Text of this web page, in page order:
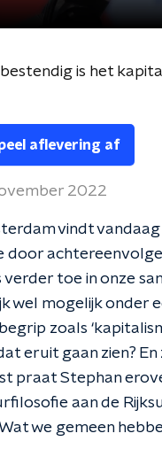
is het
aflevering af
2022
vindt
door
verder toe in onze
wel mogelijk onder
zoals
eruit gaan zien?
praat Stephan
aan de
we gemeen